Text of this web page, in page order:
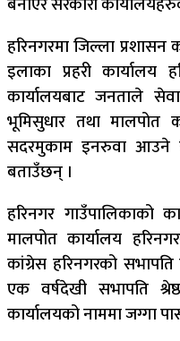
हरिनगरमा जिल्ला
इलाका प्रहरी कार्यालय
कार्यालयबाट जनताले
भूमिसुधार तथा मालपोत
सदरमुकाम इनरुवा आउने
बताउँछन् ।
हरिनगर गाउँपालिकाको
मालपोत कार्यालय
कांग्रेस हरिनगरको सभापति
एक वर्षदेखी सभापति
कार्यालयको नाममा जग्गा